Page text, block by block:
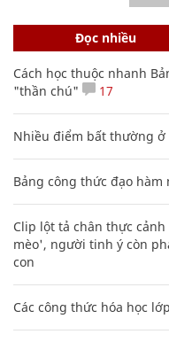
Đọc nhiều
Cách học thuộc nhanh
"thần chú"
17
Nhiều điểm bất thường ở
Bảng công thức đạo
Clip lột tả chân thực
mèo', người tinh ý còn
con
Các công thức hóa học